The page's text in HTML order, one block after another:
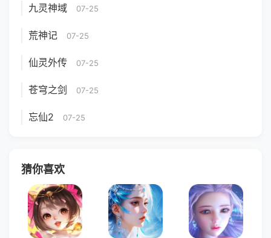
九灵神域 07-25
荒神记 07-25
仙灵外传 07-25
苍穹之剑 07-25
忘仙2 07-25
猜你喜欢